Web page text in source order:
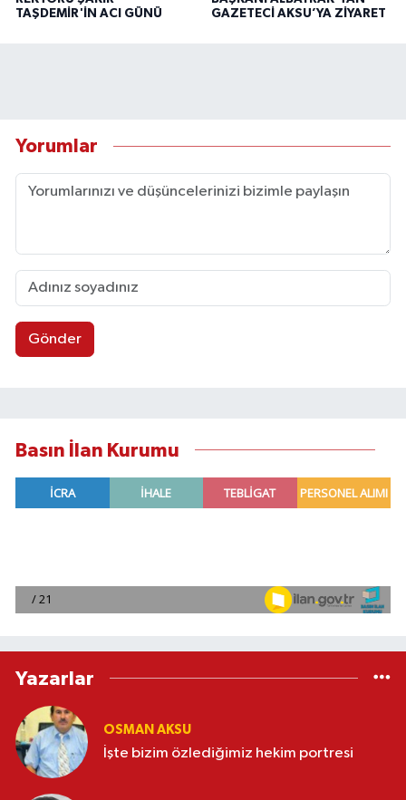
TAŞDEMİR'İN ACI GÜNÜ
GAZETECİ AKSU’YA ZİYARET
Yorumlar
Gönder
Basın İlan Kurumu
Yazarlar
OSMAN AKSU
İşte bizim özlediğimiz hekim portresi